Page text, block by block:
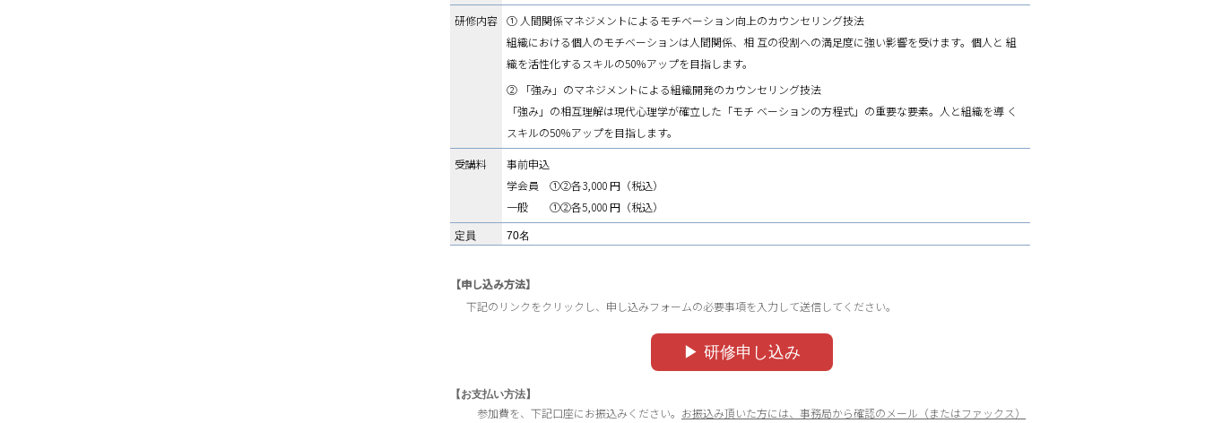
研修内容 ① 人間関係マネジメントによるモチベーション向上のカウンセリング技法
組織における個人のモチベーションは人間関係、相 互の役割への満足度に強い影響を受けます。個人と 組
織を活性化するスキルの50％アップを目指します。
② 「強み」のマネジメントによる組織開発のカウンセリング技法
「強み」の相互理解は現代心理学が確立した「モチ ベーションの方程式」の重要な要素。人と組織を導 く
スキルの50％アップを目指します。
受講料
事前申込
学会員 ①②各3,000 円（税込）
一般 ①②各5,000 円（税込）
定員 70名
【申し込み⽅法】
下記のリンクをクリックし、申し込みフォームの必要事項を⼊⼒して送信してください。
▶︎ 研修申し込み
【お支払い方法】
参加費を、下記口座にお振込みください。 お振込み頂いた方には、事務局から確認のメール（またはファックス）